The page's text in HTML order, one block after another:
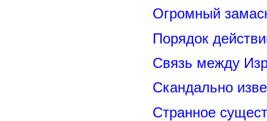
Огромный
Порядок
Связь между
Скандально
Странное